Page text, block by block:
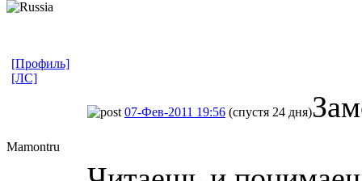
[Профиль]
[ЛС]
Mamontru
07-Фев-2011 19:56 (спустя 24 дня)